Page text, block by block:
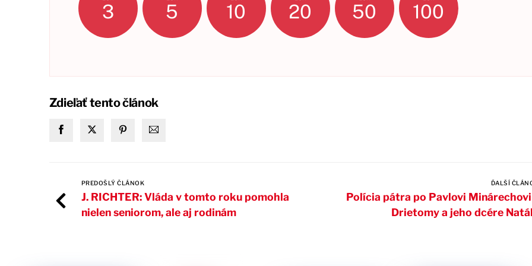
3 5 10 20 50 100
Zdieľať tento článok
PREDOŠLÝ ČLÁNOK
J. RICHTER: Vláda v tomto roku pomohla
nielen seniorom, ale aj rodinám
ĎALŠÍ
Polícia pátra po Pavlovi
Drietomy a jeho dcére